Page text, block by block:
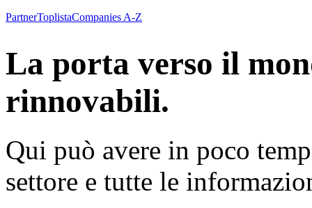
PartnerToplistaCompanies A-Z
La porta verso il
rinnovabili.
Qui può avere in poco
settore e tutte le